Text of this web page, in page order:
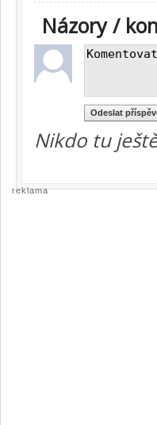
Názory /
Nikdo tu
reklama